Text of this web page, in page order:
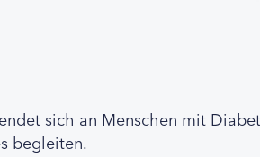
sich an Menschen mit
begleiten.